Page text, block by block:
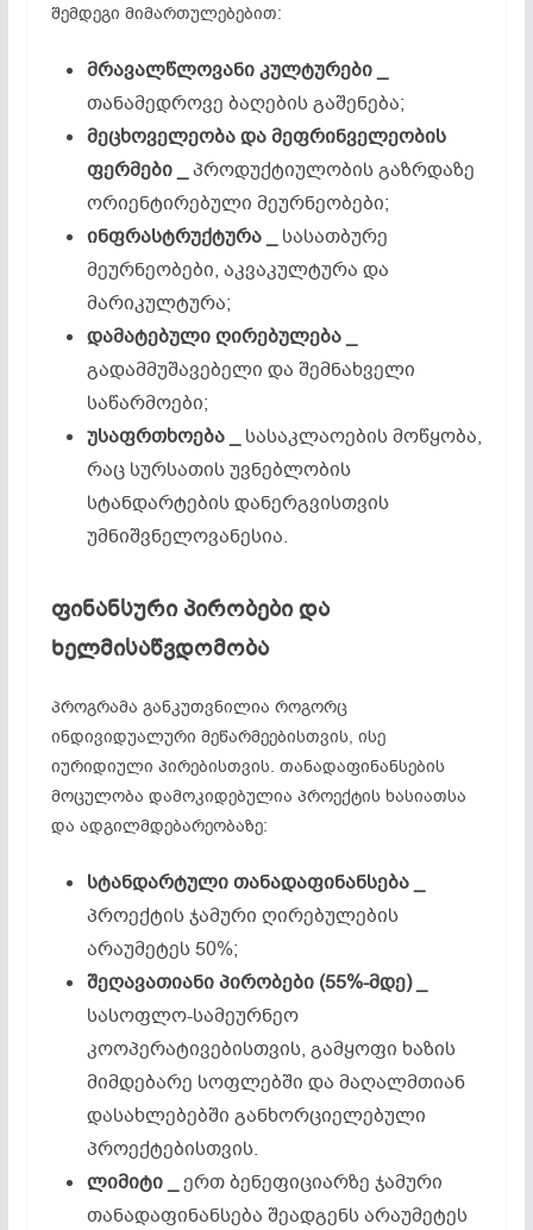
შემდეგი მიმართულებებით:
მრავალწლოვანიკულტურები _
თანამედროვე ბაღების გაშენება;
მეცხოველეობადამეფრინველეობის
ფერმები _
პროდუქტიულობის გაზრდაზე
ორიენტირებული მეურნეობები;
ინფრასტრუქტურა _
სასათბურე
მეურნეობები, აკვაკულტურა და
მარიკულტურა;
დამატებულიღირებულება _
გადამმუშავებელი და შემნახველი
საწარმოები;
უსაფრთხოება _
სასაკლაოების მოწყობა,
რაც სურსათის უვნებლობის
სტანდარტების დანერგვისთვის
უმნიშვნელოვანესია.
ფინანსური პირობები და
ხელმისაწვდომობა
პროგრამა განკუთვნილია როგორც
ინდივიდუალური მეწარმეებისთვის, ისე
იურიდიული პირებისთვის. თანადაფინანსების
მოცულობა დამოკიდებულია პროექტის ხასიათსა
და ადგილმდებარეობაზე:
სტანდარტულითანადაფინანსება _
პროექტის ჯამური ღირებულების
არაუმეტეს 50%;
შეღავათიანიპირობები (55%-მდე)_
სასოფლო-სამეურნეო
კოოპერატივებისთვის, გამყოფი ხაზის
მიმდებარე სოფლებში და მაღალმთიან
დასახლებებში განხორციელებული
პროექტებისთვის.
ლიმიტი _
ერთ ბენეფიციარზე ჯამური
თანადაფინანსება შეადგენს არაუმეტეს